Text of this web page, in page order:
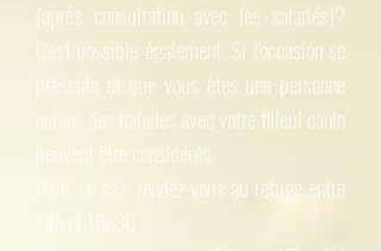
(après consultation avec les salariés)?
C'est possible également. Si l'occasion se
présente et que vous êtes une personne
active, des balades avec votre filleul canin
peuvent être considérés.
Dans ce cas, rendez-vous au refuge entre
14h et 16h30